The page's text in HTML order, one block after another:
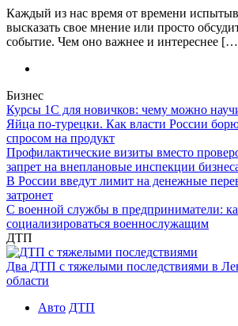
Каждый из нас время от времени
высказать свое мнение или просто
событие. Чем оно важнее и интереснее
Бизнес
Курсы 1С для новичков: чему можно
Яйца по-турецки. Как власти России
спросом на продукт
Профилактические визиты вместо
запрет на внеплановые инспекции
В России введут лимит на денежные
затронет
С военной службы в предприниматели:
социализироваться военнослужащим
ДТП
Два ДТП с тяжелыми последствиями в
области
Авто ДТП